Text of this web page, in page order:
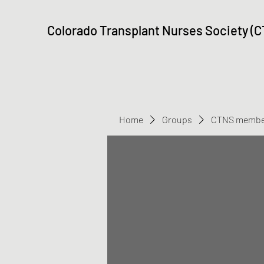
Colorado Transplant Nurses Society
Home Groups CTNS